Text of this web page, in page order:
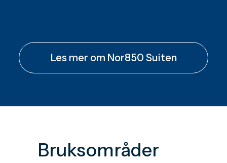
Les mer om Nor850 Suiten
Bruksområder